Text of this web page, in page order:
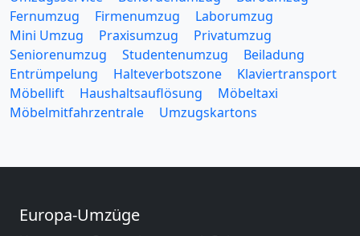
Fernumzug
Firmenumzug
Laborumzug
Mini Umzug
Praxisumzug
Privatumzug
Seniorenumzug
Studentenumzug
Beiladung
Entrümpelung
Halteverbotszone
Klaviertransport
Möbellift
Haushaltsauflösung
Möbeltaxi
Möbelmitfahrzentrale
Umzugskartons
Europa-Umzüge